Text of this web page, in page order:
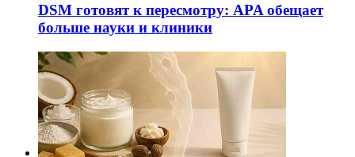
DSM готовят к пересмотру: APA обещает
больше науки и клиники